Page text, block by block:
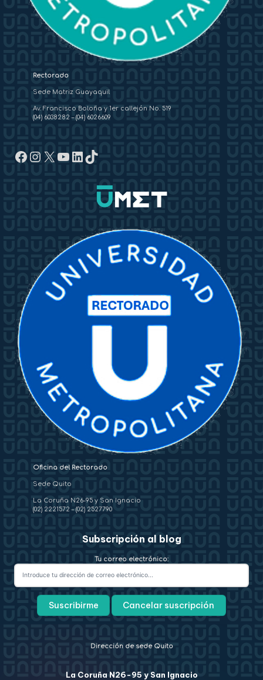
Rectorado
Sede Matriz Guayaquil
Av. Francisco Boloña y 1er callejón No. 519
(04) 6038282 –(04) 6026609
Facebook
Instagram
X YouTube
LinkedIn
TikTok
Oficina del Rectorado
Sede Quito
La Coruña N26-95 y San Ignacio
(02) 2221572 –(02) 2527790
Subscripción al blog
Tu correo electrónico:
Dirección de sede Quito
La Coruña N26-95 y San Ignacio